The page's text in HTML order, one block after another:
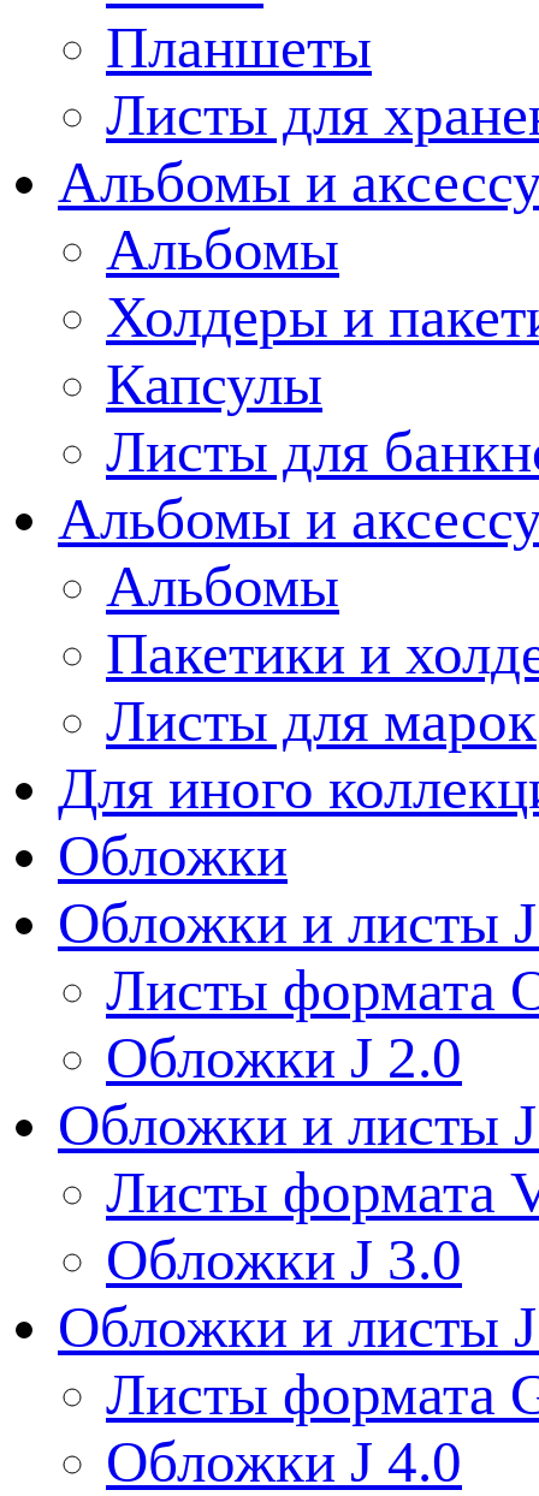
Планшеты
Листы для
Альбомы и
Альбомы
Холдеры и
Капсулы
Листы для
Альбомы и
Альбомы
Пакетики и
Листы для марок
Для иного
Обложки
Обложки и листы
Листы формата
Обложки J 2.0
Обложки и листы
Листы формата
Обложки J 3.0
Обложки и листы
Листы формата
Обложки J 4.0